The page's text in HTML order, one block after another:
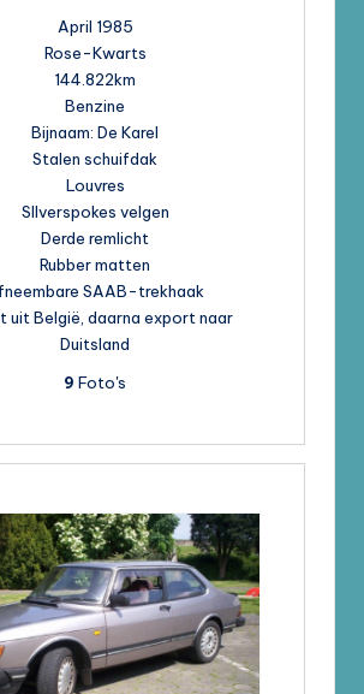
April 1985
Rose-Kwarts
144.822km
Benzine
Bijnaam: De Karel
Stalen schuifdak
Louvres
SIlverspokes velgen
Derde remlicht
Rubber matten
SAAB-trekhaak
uit België, daarna export naar
Duitsland
9 Foto's